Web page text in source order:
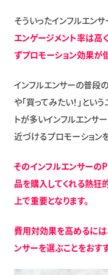
そういったインフルエン
エンゲージメント率は高
ずプロモーション効果が
インフルエンサーの普段
や「買ってみたい！」と
トが多いインフルエンサ
近づけるプロモーション
そのインフルエンサーの
品を購入してくれる熱狂
上で重要となります。
費用対効果を高めるに
ンサーを選ぶことをおす